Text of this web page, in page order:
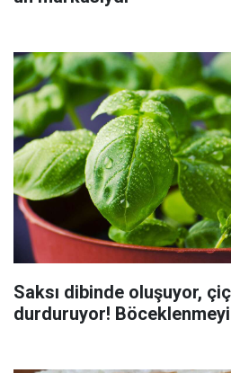
Saksı dibinde oluşuyor,
durduruyor!